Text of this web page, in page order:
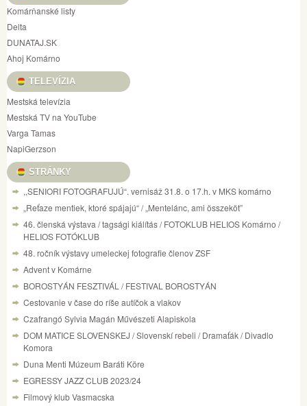
Komárňanské listy
Delta
DUNATAJ.SK
Ahoj Komárno
TELEVÍZIA
Mestská televízia
Mestská TV na YouTube
Varga Tamas
NapiGerzson
STRÁNKY
,,SENIORI FOTOGRAFUJÚ“. vernisáž 31.8. o 17.h. v MKS komárno
„Reťaze mentiek, ktoré spájajú“ / „Mentelánc, ami összeköt”
46. členská výstava / tagsági kiálítás / FOTOKLUB HELIOS Komárno /
HELIOS FOTÓKLUB
48. ročník výstavy umeleckej fotografie členov ZSF
Advent v Komárne
BOROSTYÁN FESZTIVÁL / FESTIVAL BOROSTYÁN
Cestovanie v čase do ríše autíčok a vlakov
Czafrangó Sylvia Magán Művészeti Alapiskola
DOM MATICE SLOVENSKEJ / Slovenskí rebeli / Dramaťák / Divadlo
Komora
Duna Menti Múzeum Baráti Köre
EGRESSY JAZZ CLUB 2023/24
Filmový klub Vasmacska